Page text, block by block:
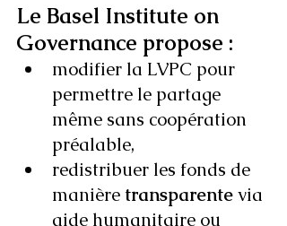
Le Basel Institute on
Governance propose :
modifier la LVPC pour
permettre le partage
même sans coopération
préalable,
redistribuer les fonds de
manière transparente via
aide humanitaire ou